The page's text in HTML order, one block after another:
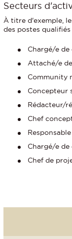
Secteurs
À titre d'exemple,
des postes
Chargé/e
Attaché/e
Community
Concepteur
Rédacteur/
Chef
Chargé/e
Chef de